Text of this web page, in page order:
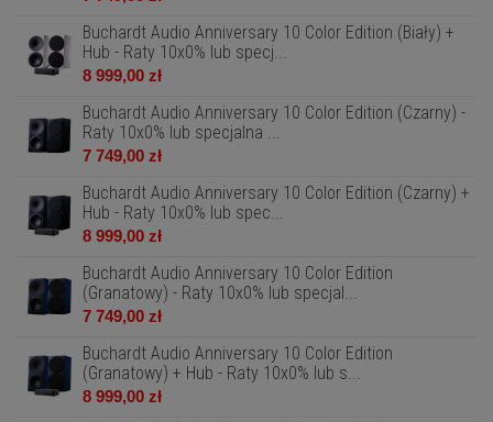
Buchardt Audio Anniversary 10 Color Edition (Biały) +
Hub - Raty 10x0% lub specj...
8 999,00 zł
Buchardt Audio Anniversary 10 Color Edition (Czarny) -
Raty 10x0% lub specjalna ...
7 749,00 zł
Buchardt Audio Anniversary 10 Color Edition (Czarny) +
Hub - Raty 10x0% lub spec...
8 999,00 zł
Buchardt Audio Anniversary 10 Color Edition
(Granatowy) - Raty 10x0% lub specjal...
7 749,00 zł
Buchardt Audio Anniversary 10 Color Edition
(Granatowy) + Hub - Raty 10x0% lub s...
8 999,00 zł